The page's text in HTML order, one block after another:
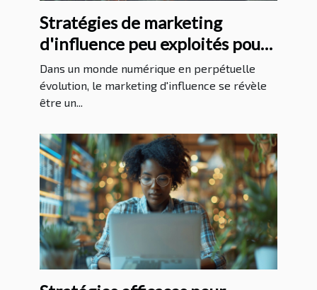
Stratégies de marketing
d'influence peu exploités pour
booster votre marque
Dans un monde numérique en perpétuelle
évolution, le marketing d'influence se révèle
être un...